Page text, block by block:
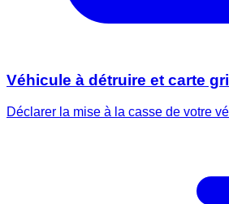
Véhicule à détruire et carte
Déclarer la mise à la casse de votre